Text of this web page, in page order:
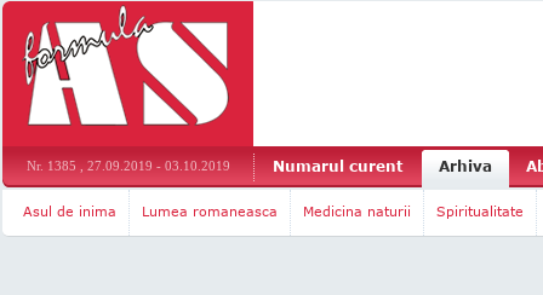
Nr. 1385 , 27.09.2019 - 03.10.2019 Numarul curent Arhiva
Asul de inima Lumea romaneasca Medicina naturii Spiritualitate